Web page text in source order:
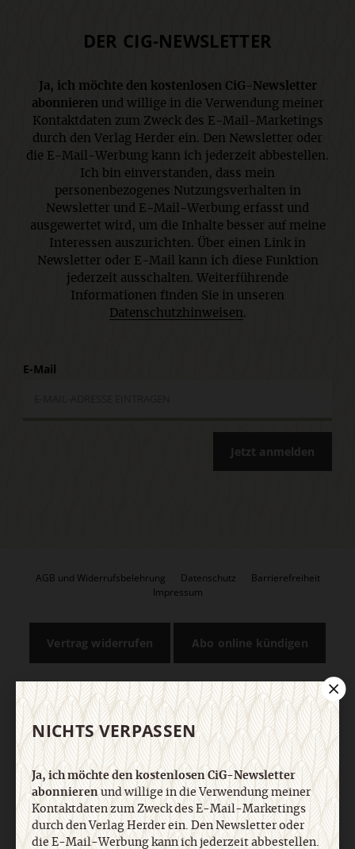
DER CIG-NEWSLETTER
Ja, ich möchte den kostenlosen CiG-Newsletter
abonnierenund willige in die Verwendung meiner
Kontaktdaten zum Zweck des E-Mail-Marketings
durch den Verlag Herder ein. Den Newsletter oder
die E-Mail-Werbung kann ich jederzeit abbestellen.
Ich bin einverstanden, dass mein
personenbezogenes Nutzungsverhalten in
Newsletter und E-Mail-Werbung erfasst und
ausgewertet wird, um die Inhalte besser auf meine
Interessen auszurichten. Über einen Link in
Newsletter oder E-Mail kann ich diese Funktion
jederzeit ausschalten. Weiterführende
Informationen finden Sie in unseren
Datenschutzhinweisen.
E-Mail
Jetzt anmelden
AGB und Widerrufsbelehrung Datenschutz
Barrierefreiheit
Impressum
Vertrag widerrufen Abo online kündigen
Nach oben
NICHTS VERPASSEN
Ja, ich möchte den kostenlosen CiG-Newsletter
abonnierenund willige in die Verwendung meiner
Kontaktdaten zum Zweck des E-Mail-Marketings
durch den Verlag Herder ein. Den Newsletter oder
die E-Mail-Werbung kann ich jederzeit abbestellen.